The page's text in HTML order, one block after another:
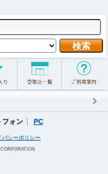
フォン PC
バシーポリシー